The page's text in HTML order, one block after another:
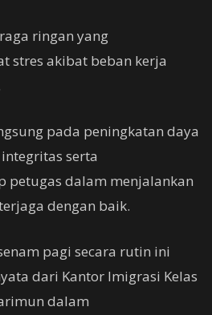
ringan yang
stres akibat beban kerja
pada peningkatan daya
serta
petugas dalam menjalankan
dengan baik.
pagi secara rutin ini
dari Kantor Imigrasi Kelas
dalam